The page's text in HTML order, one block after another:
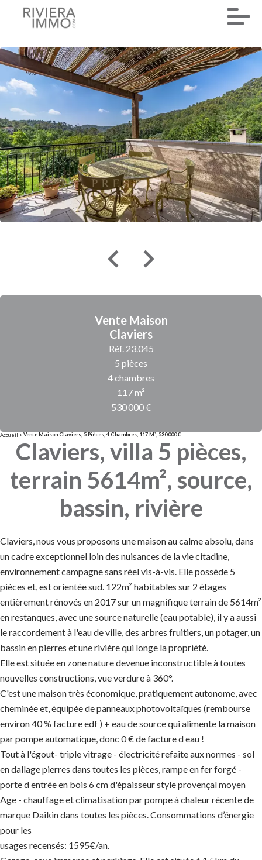
Vente Maison
Claviers
Réf. 23.045
5 pièces
4 chambres
117 m²
530 000 €
Accueil Vente Maison Claviers, 5 Pièces, 4 Chambres, 117 M², 530 000 €
Claviers, villa 5 pièces,
terrain 5614m², source,
bassin, rivière
Claviers, nous vous proposons une maison au calme absolu, dans
un cadre exceptionnel loin des nuisances de la vie citadine,
environnement campagne sans réel vis-à-vis. Elle possède 5
pièces et, est orientée sud. 122m² habitables sur 2 étages
entièrement rénovés en 2017 sur un magnifique terrain de 5614m²
en restanques, avec une source naturelle (eau potable), il y a aussi
le raccordement à l'eau de ville, des arbres fruitiers, un potager, un
bassin en pierres et une rivière qui longe la propriété.
Elle est située en zone nature devenue inconstructible à toutes
nouvelles constructions, vue verdure à 360°.
C'est une maison très économique, pratiquement autonome, avec
cheminée et, équipée de panneaux photovoltaïques (rembourse
environ 40 % facture edf ) + eau de source qui alimente la maison
par pompe automatique, donc 0 € de facture d eau !
Tout à l'égout- triple vitrage - électricité refaite aux normes - sol
en dallage pierres dans toutes les pièces, rampe en fer forgé -
porte d entrée en bois 6 cm d'épaisseur style provençal moyen
Age - chauffage et climatisation par pompe à chaleur récente de
marque Daikin dans toutes les pièces. Consommations d’énergie
pour les
usages recensés: 1595€/an.